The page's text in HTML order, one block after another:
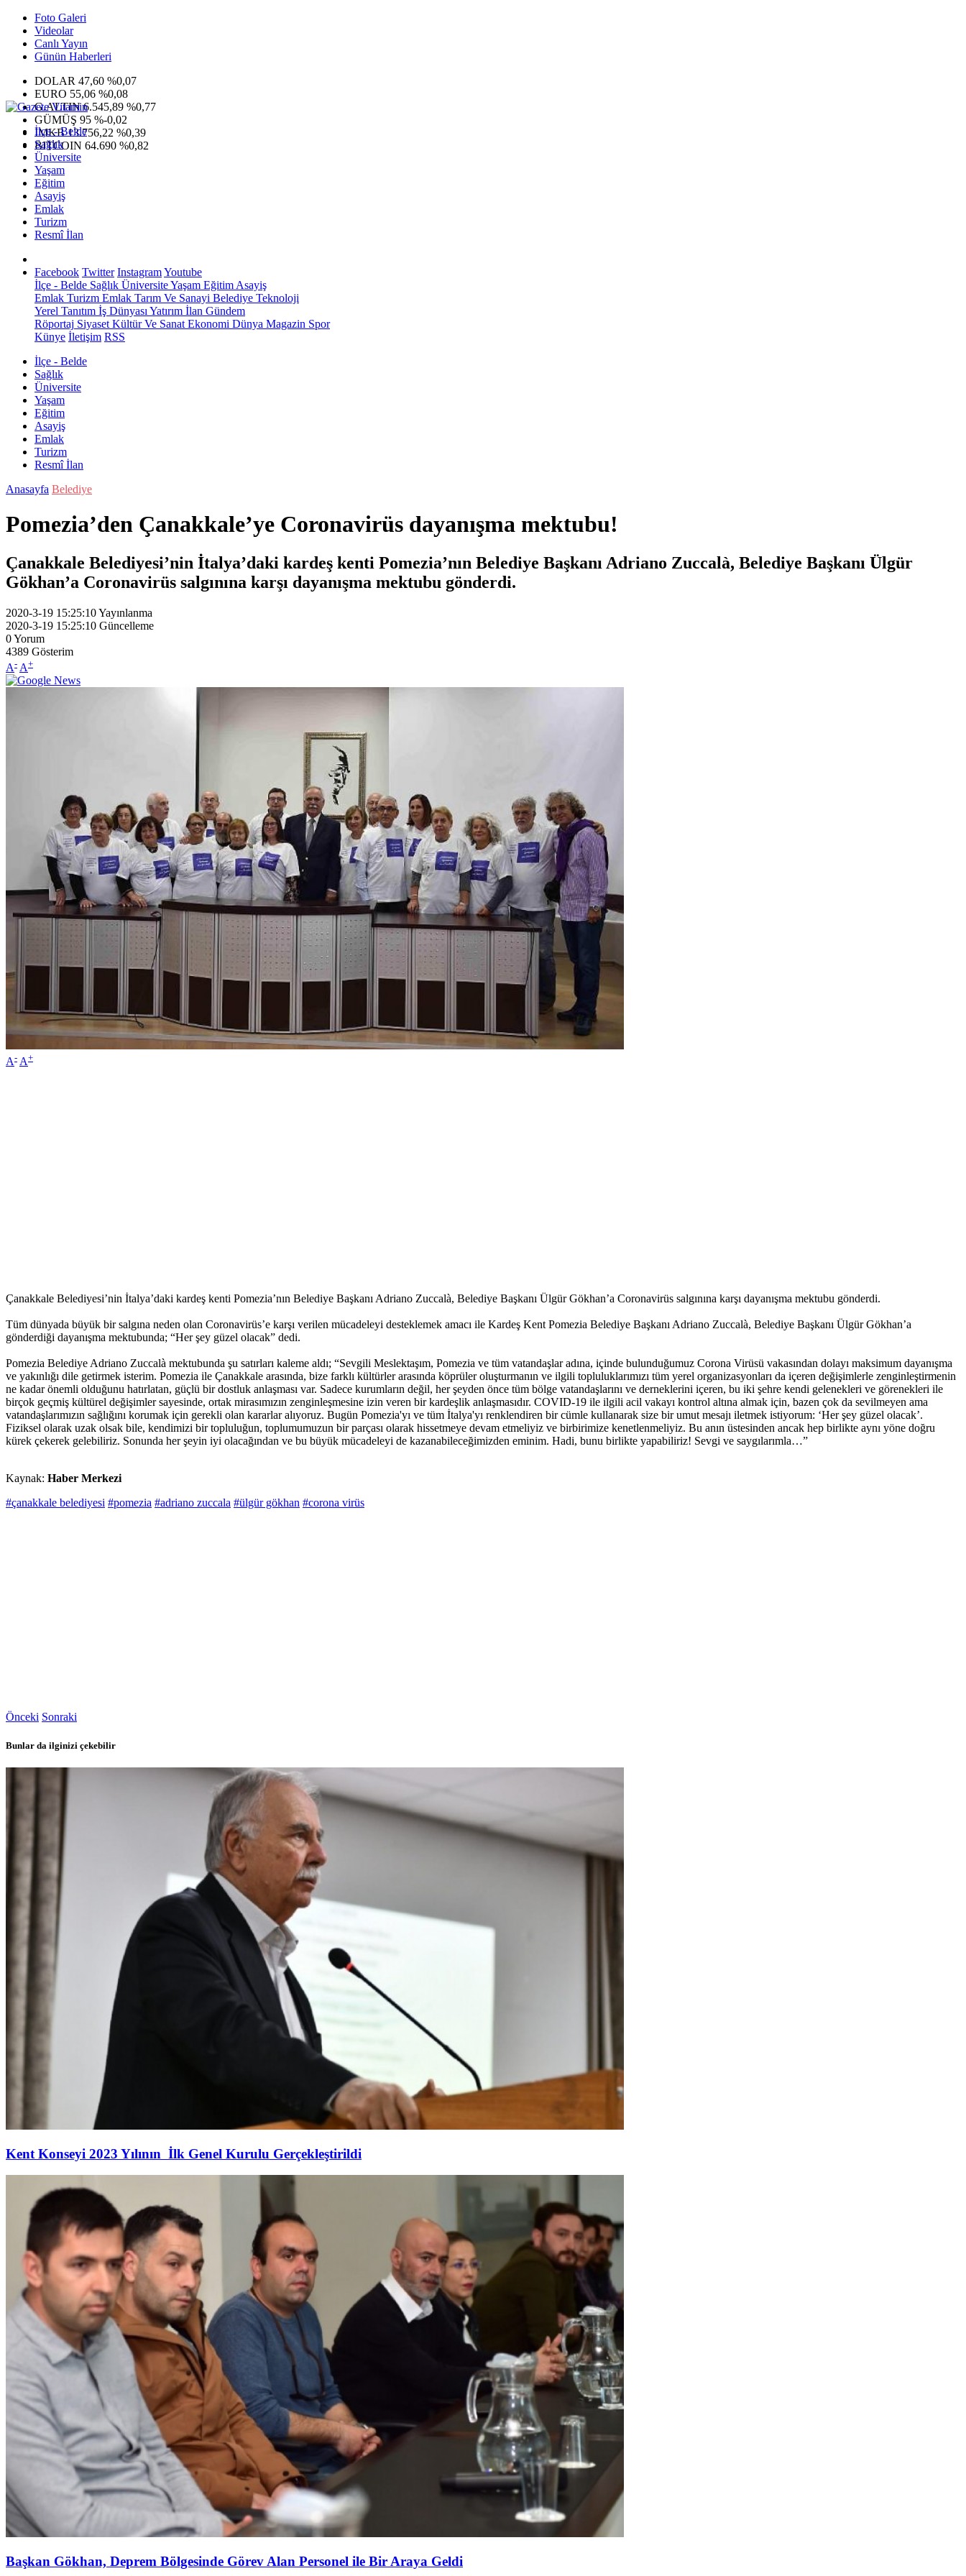
Foto Galeri
Videolar
Canlı Yayın
Günün Haberleri
DOLAR 47,60 %0,07
EURO 55,06 %0,08
G.ALTIN6.545,89 %0,77
GÜMÜŞ 95 %-0,02
IMKB13.756,22 %0,39
BITCOIN 64.690 %0,82
İlçe - Belde
Sağlık
Üniversite
Yaşam
Eğitim
Asayiş
Emlak
Turizm
Resmî İlan
Facebook Twitter InstagramYoutube
İlçe - Belde Sağlık ÜniversiteYaşam Eğitim Asayiş
Emlak Turizm Emlak Tarım Ve Sanayi Belediye Teknoloji
Yerel Tanıtım İş Dünyası Yatırım İlan Gündem
Röportaj Siyaset Kültür Ve Sanat Ekonomi Dünya Magazin Spor
Künye İletişim RSS
İlçe - Belde
Sağlık
Üniversite
Yaşam
Eğitim
Asayiş
Emlak
Turizm
Resmî İlan
Anasayfa Belediye
Pomezia’den Çanakkale’ye Coronavirüs dayanışma mektubu!
Çanakkale Belediyesi’nin İtalya’daki kardeş kenti Pomezia’nın Belediye Başkanı Adriano Zuccalà, Belediye Başkanı Ülgür
Gökhan’a Coronavirüs salgınına karşı dayanışma mektubu gönderdi.
2020-3-19 15:25:10Yayınlanma
2020-3-19 15:25:10 Güncelleme
0Yorum
4389 Gösterim
A- A+
A- A+
Çanakkale Belediyesi’nin İtalya’daki kardeş kenti Pomezia’nın Belediye Başkanı Adriano Zuccalà, Belediye Başkanı Ülgür Gökhan’a Coronavirüs salgınına karşı dayanışma mektubu gönderdi.
Tüm dünyada büyük bir salgına neden olan Coronavirüs’e karşı verilen mücadeleyi desteklemek amacı ile Kardeş Kent Pomezia Belediye Başkanı Adriano Zuccalà, Belediye Başkanı Ülgür Gökhan’a
gönderdiği dayanışma mektubunda; “Her şey güzel olacak” dedi.
Pomezia Belediye Adriano Zuccalà mektubunda şu satırları kaleme aldı; “Sevgili Meslektaşım, Pomezia ve tüm vatandaşlar adına, içinde bulunduğumuz Corona Virüsü vakasından dolayı maksimum dayanışma
ve yakınlığı dile getirmek isterim. Pomezia ile Çanakkale arasında, bize farklı kültürler arasında köprüler oluşturmanın ve ilgili topluluklarımızı tüm yerel organizasyonları da içeren değişimlerle zenginleştirmenin
ne kadar önemli olduğunu hatırlatan, güçlü bir dostluk anlaşması var. Sadece kurumların değil, her şeyden önce tüm bölge vatandaşlarını ve derneklerini içeren, bu iki şehre kendi gelenekleri ve görenekleri ile
birçok geçmiş kültürel değişimler sayesinde, ortak mirasımızın zenginleşmesine izin veren bir kardeşlik anlaşmasıdır. COVID-19 ile ilgili acil vakayı kontrol altına almak için, bazen çok da sevilmeyen ama
vatandaşlarımızın sağlığını korumak için gerekli olan kararlar alıyoruz. Bugün Pomezia'yı ve tüm İtalya'yı renklendiren bir cümle kullanarak size bir umut mesajı iletmek istiyorum: ‘Her şey güzel olacak’.
Fiziksel olarak uzak olsak bile, kendimizi bir topluluğun, toplumumuzun bir parçası olarak hissetmeye devam etmeliyiz ve birbirimize kenetlenmeliyiz. Bu anın üstesinden ancak hep birlikte aynı yöne doğru
kürek çekerek gelebiliriz. Sonunda her şeyin iyi olacağından ve bu büyük mücadeleyi de kazanabileceğimizden eminim. Hadi, bunu birlikte yapabiliriz! Sevgi ve saygılarımla…”
Kaynak: Haber Merkezi
#çanakkale belediyesi #pomezia #adriano zuccala #ülgür gökhan #corona virüs
Önceki Sonraki
Bunlar da ilginizi çekebilir
Kent Konseyi 2023 Yılının İlk Genel Kurulu Gerçekleştirildi
Başkan Gökhan, Deprem Bölgesinde Görev Alan Personel ile Bir Araya Geldi